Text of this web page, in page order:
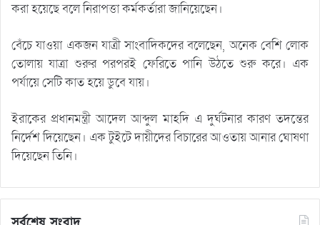
করা হয়েছে বলে নিরাপত্তা কর্মকর্তারা জানিয়েছেন।
বেঁচে যাওয়া একজন যাত্রী সাংবাদিকদের বলেছেন, অনেক বেশি লোক
তোলায় যাত্রা শুরুর পরপরই ফেরিতে পানি উঠতে শুরু করে। এক
পর্যায়ে সেটি কাত হয়ে ডুবে যায়।
ইরাকের প্রধানমন্ত্রী আদেল আব্দুল মাহদি এ দুর্ঘটনার কারণ তদন্তের
নির্দেশ দিয়েছেন। এক টুইটে দায়ীদের বিচারের আওতায় আনার ঘোষণা
দিয়েছেন তিনি।